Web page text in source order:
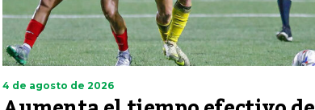
4 de agosto de 2026